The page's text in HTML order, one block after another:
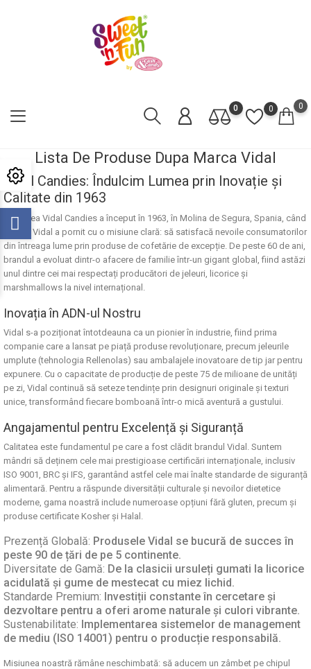
0 0 0
Lista De Produse Dupa Marca Vidal
Vidal Candies: Îndulcim Lumea prin Inovație și
Calitate din 1963
Povestea Vidal Candies a început în 1963, în Molina de Segura, Spania, când
familia Vidal a pornit cu o misiune clară: să satisfacă nevoile consumatorilor
din întreaga lume prin produse de cofetărie de excepție. De peste 60 de ani,
brandul a evoluat dintr-o afacere de familie într-un gigant global, fiind astăzi
unul dintre cei mai respectați producători de jeleuri, licorice și
marshmallows la nivel internațional.
Inovația în ADN-ul Nostru
Vidal s-a poziționat întotdeauna ca un pionier în industrie, fiind prima
companie care a lansat pe piață produse revoluționare, precum jeleurile
umplute (tehnologia Rellenolas) sau ambalajele inovatoare de tip jar pentru
expunere. Cu o capacitate de producție de peste 75 de milioane de unități
pe zi, Vidal continuă să seteze tendințe prin designuri originale și texturi
unice, transformând fiecare bomboană într-o mică aventură a gustului.
Angajamentul pentru Excelență și Siguranță
Calitatea este fundamentul pe care a fost clădit brandul Vidal. Suntem
mândri să deținem cele mai prestigioase certificări internaționale, inclusiv
ISO 9001, BRC și IFS, garantând astfel cele mai înalte standarde de siguranță
alimentară. Pentru a răspunde diversității culturale și nevoilor dietetice
moderne, gama noastră include numeroase opțiuni fără gluten , precum și
produse certificate Kosher și Halal
Prezență Globală: Produsele Vidal se bucură de succes în
peste 90 de țări de pe 5 continente.
Diversitate de Gamă: De la clasicii ursuleți gumati la licorice
acidulată și gume de mestecat cu miez lichid.
Standarde Premium: Investiții constante în cercetare și
dezvoltare pentru a oferi arome naturale și culori vibrante.
Sustenabilitate: Implementarea sistemelor de management
de mediu (ISO 14001) pentru o producție responsabilă.
Misiunea noastră rămâne neschimbată: să aducem un zâmbet pe chipul